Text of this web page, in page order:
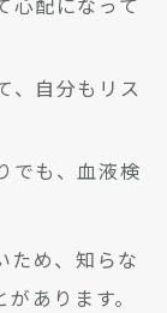
、自分もリス
でも、血液検
ため、知らな
あります。